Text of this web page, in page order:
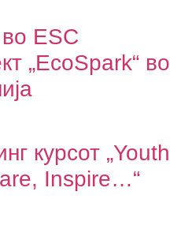
ESC
„EcoSpark“ во
курсот „Youth
Inspire…“